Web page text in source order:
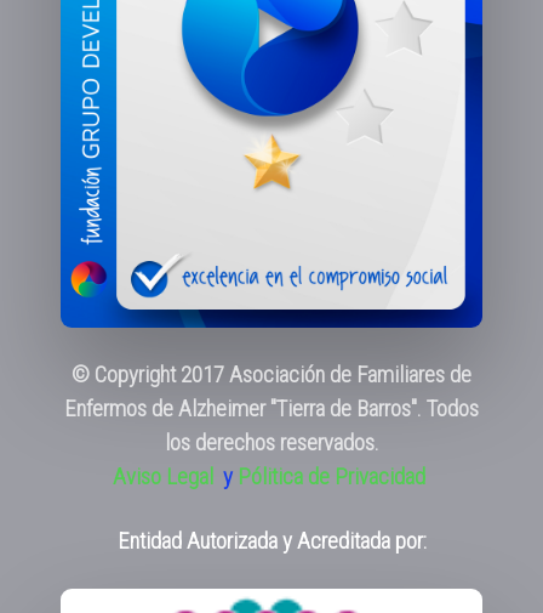
© Copyright 2017 Asociación de Familiares de
Enfermos de Alzheimer "Tierra de Barros". Todos
los derechos reservados.
Aviso Legal y Pólitica de Privacidad
Entidad Autorizada y Acreditada por: